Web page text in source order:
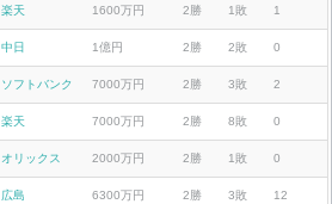
楽天 1600万円 2勝 1敗 1
中日 1億円 2勝 2敗 0
ソフトバンク 7000万円 2勝 3敗 2
楽天 7000万円 2勝 8敗 0
オリックス 2000万円 2勝 1敗 0
広島 6300万円 2勝 3敗 12